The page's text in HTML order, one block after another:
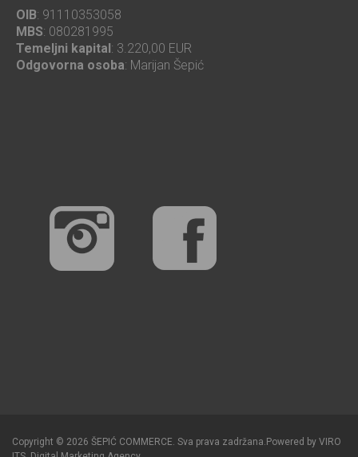
OIB: 91110353058
MBS: 080281995
Temeljni kapital: 3.220,00 EUR
Odgovorna osoba: Marijan Šepić
Copyright © 2026 ŠEPIĆ COMMERCE. Sva prava zadržana. Powered by VIRO